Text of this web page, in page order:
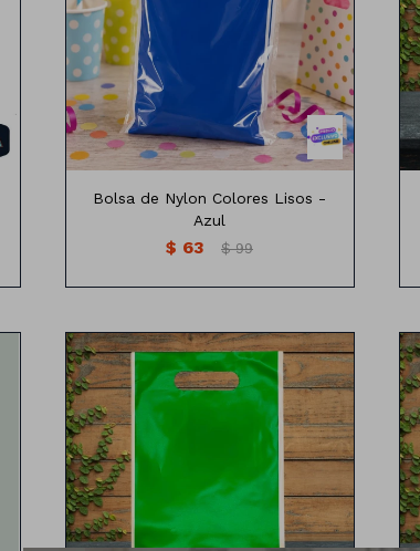
Bolsa de nylon colores lisos
Medidas: 25cm x16 cm
Bolsa de Nylon Colores Lisos -
Azul
$ 63 $ 99
Bolsa de nylon colores lisos
Medidas: 25cm x16 cm